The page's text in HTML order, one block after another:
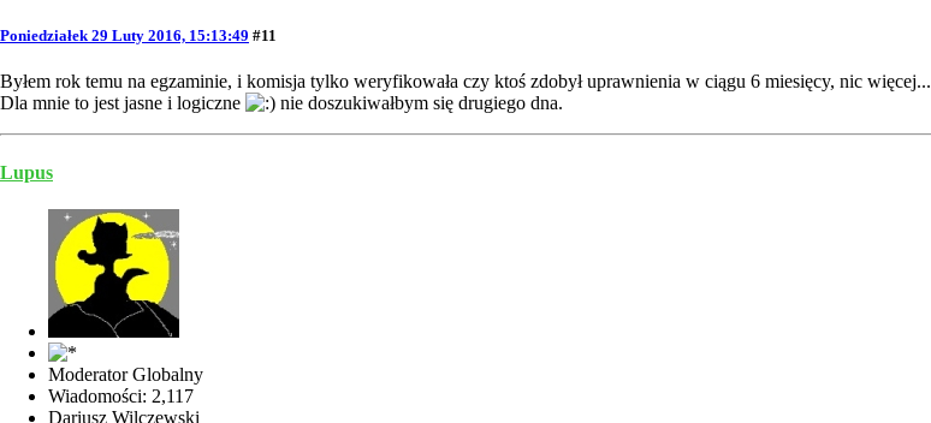
Poniedziałek 29 Luty 2016, 15:13:49 #11
Byłem rok temu na egzaminie, i komisja tylko weryfikowała czy ktoś zdobył uprawnienia w ciągu 6 miesięcy, nic więcej...
Dla mnie to jest jasne i logiczne
nie doszukiwałbym się drugiego dna.
Lupus
Moderator Globalny
Wiadomości: 2,117
Dariusz Wilczewski